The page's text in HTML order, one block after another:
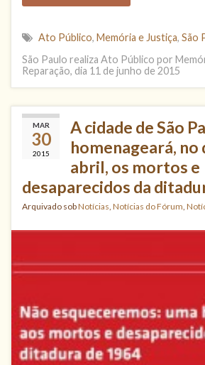
Ato Público, Memória e Justiça, São
São Paulo realiza Ato Público por
Reparação, dia 11 de junho de 2015
MAR
30
2015
A cidade de São
homenageará, no
abril, os mortos e
desaparecidos da
Arquivado sobNotícias Notícias do Fórum